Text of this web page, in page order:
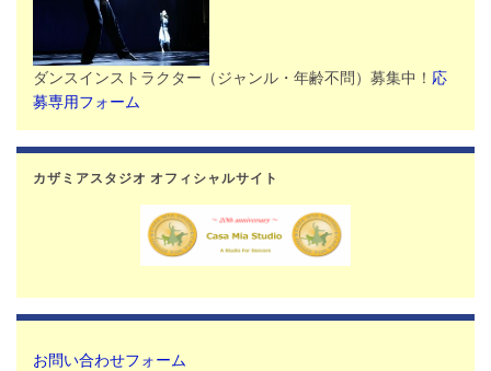
ダンスインストラクター（ジャンル・年齢不問）募集中！ 応
募専用フォーム
カザミアスタジオ オフィシャルサイト
お問い合わせフォーム